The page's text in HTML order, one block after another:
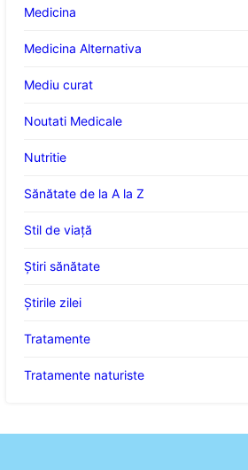
Medicina
Medicina Alternativa
Mediu curat
Noutati Medicale
Nutritie
Sănătate de la A la Z
Stil de viaţă
Ştiri sănătate
Știrile zilei
Tratamente
Tratamente naturiste